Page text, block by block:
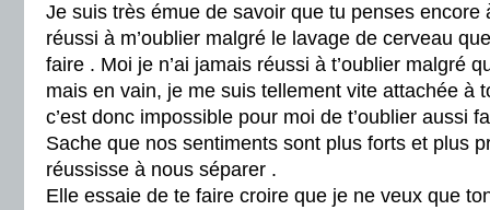
Je suis très émue de savoir que tu penses encore
réussi à m’oublier malgré le lavage de cerveau
faire . Moi je n’ai jamais réussi à t’oublier malgré
mais en vain, je me suis tellement vite attachée à
c’est donc impossible pour moi de t’oublier aussi
Sache que nos sentiments sont plus forts et plus
réussisse à nous séparer .
Elle essaie de te faire croire que je ne veux que